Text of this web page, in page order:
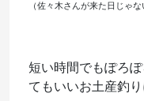
（佐々木さんが来た日じゃ
短い時間でもぽろ
てもいいお土産釣り